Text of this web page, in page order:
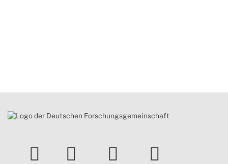
instagramFacebook